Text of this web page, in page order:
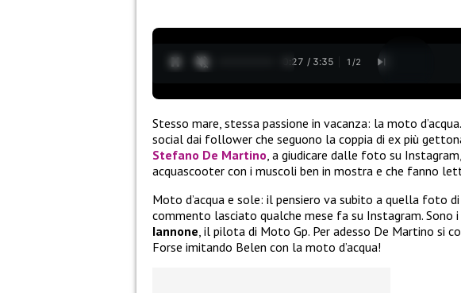
0:28 / 3:35 1 /2
Stesso mare, stessa passione in vacanza: la moto
social dai follower che seguono la coppia di ex più
Stefano De Martino , a giudicare dalle foto su
acquascooter con i muscoli ben in mostra e che fanno
Moto d’acqua e sole: il pensiero va subito a quella foto
commento lasciato qualche mese fa su Instagram. Sono
Iannone , il pilota di Moto Gp. Per adesso De Martino si
Forse imitando Belen con la moto d’acqua!